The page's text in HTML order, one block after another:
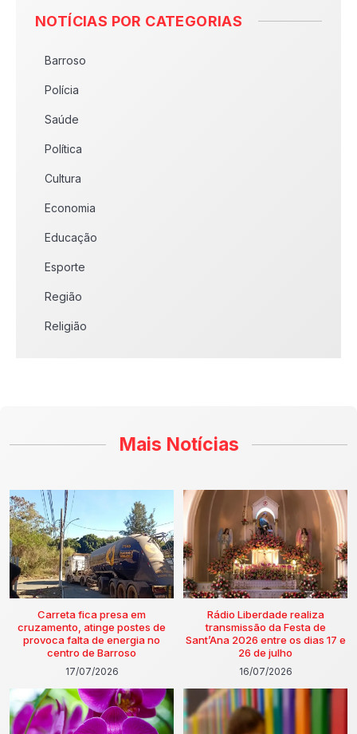
NOTÍCIAS POR CATEGORIAS
Barroso
Polícia
Saúde
Política
Cultura
Economia
Educação
Esporte
Região
Religião
Mais Notícias
Carreta fica presa em
cruzamento, atinge postes de
provoca falta de energia no
centro de Barroso
17/07/2026
Rádio Liberdade realiza
transmissão da Festa de
Sant’Ana 2026 entre os dias 17 e
26 de julho
16/07/2026